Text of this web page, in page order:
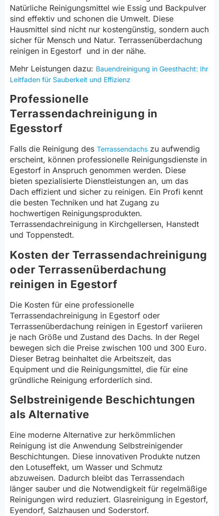
Natürliche Reinigungsmittel wie Essig und Backpulver
sind effektiv und schonen die Umwelt. Diese
Hausmittel sind nicht nur kostengünstig, sondern auch
sicher für Mensch und Natur. Terrassenüberdachung
reinigen in Egestorf und in der nähe.
Mehr Leistungen dazu: Bauendreinigung in Geesthacht: Ihr
Leitfaden für Sauberkeit und Effizienz
Professionelle
Terrassendachreinigung in
Egesstorf
Falls die Reinigung des Terrassendachs zu aufwendig
erscheint, können professionelle Reinigungsdienste in
Egestorf in Anspruch genommen werden. Diese
bieten spezialisierte Dienstleistungen an, um das
Dach effizient und sicher zu reinigen. Ein Profi kennt
die besten Techniken und hat Zugang zu
hochwertigen Reinigungsprodukten.
Terrassendachreinigung in Kirchgellersen, Hanstedt
und Toppenstedt.
Kosten der Terrassendachreinigung
oder Terrassenüberdachung
reinigen in Egestorf
Die Kosten für eine professionelle
Terrassendachreinigung in Egestorf oder
Terrassenüberdachung reinigen in Egestorf variieren
je nach Größe und Zustand des Dachs. In der Regel
bewegen sich die Preise zwischen 100 und 300 Euro.
Dieser Betrag beinhaltet die Arbeitszeit, das
Equipment und die Reinigungsmittel, die für eine
gründliche Reinigung erforderlich sind.
Selbstreinigende Beschichtungen
als Alternative
Eine moderne Alternative zur herkömmlichen
Reinigung ist die Anwendung Selbstreinigender
Beschichtungen. Diese innovativen Produkte nutzen
den Lotuseffekt, um Wasser und Schmutz
abzuweisen. Dadurch bleibt das Terrassendach
länger sauber und die Notwendigkeit für regelmäßige
Reinigungen wird reduziert. Glasreinigung in Egestorf,
Eyendorf, Salzhausen und Soderstorf.